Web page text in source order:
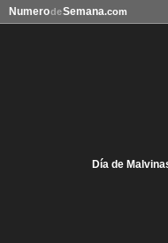
Día de
NumerodeSemana.com